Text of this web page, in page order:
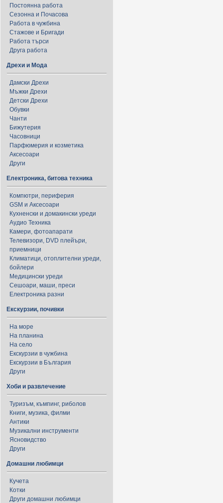
Постоянна работа
Сезонна и Почасова
Работа в чужбина
Стажове и Бригади
Работа търси
Друга работа
Дрехи и Мода
Дамски Дрехи
Мъжки Дрехи
Детски Дрехи
Обувки
Чанти
Бижутерия
Часовници
Парфюмерия и козметика
Аксесоари
Други
Електроника, битова техника
Компютри, периферия
GSM и Аксесоари
Кухненски и домакински уреди
Аудио Техника
Камери, фотоапарати
Телевизори, DVD плейъри,
приемници
Климатици, отоплителни уреди,
бойлери
Медицински уреди
Сешоари, маши, преси
Електроника разни
Екскурзии, почивки
На море
На планина
На село
Екскурзии в чужбина
Екскурзии в България
Други
Хоби и развлечение
Туризъм, къмпинг, риболов
Книги, музика, филми
Антики
Музикални инструменти
Ясновидство
Други
Домашни любимци
Кучета
Котки
Други домашни любимци